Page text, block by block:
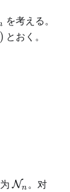
を考える。
とおく。
为Nn 。对